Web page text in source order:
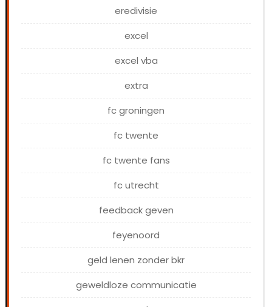
eredivisie
excel
excel vba
extra
fc groningen
fc twente
fc twente fans
fc utrecht
feedback geven
feyenoord
geld lenen zonder bkr
geweldloze communicatie